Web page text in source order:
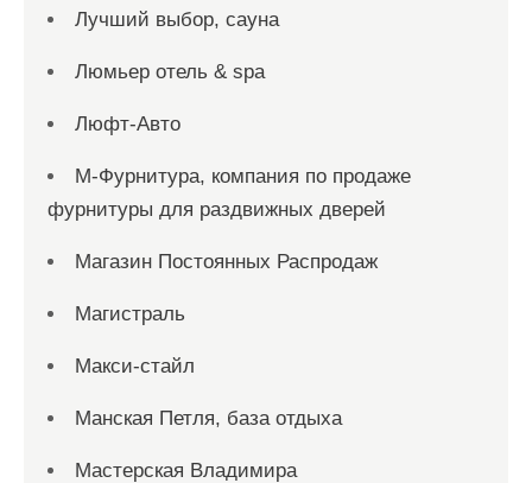
Лучший выбор, сауна
Люмьер отель & spa
Люфт-Авто
М-Фурнитура, компания по продаже
фурнитуры для раздвижных дверей
Магазин Постоянных Распродаж
Магистраль
Макси-стайл
Манская Петля, база отдыха
Мастерская Владимира